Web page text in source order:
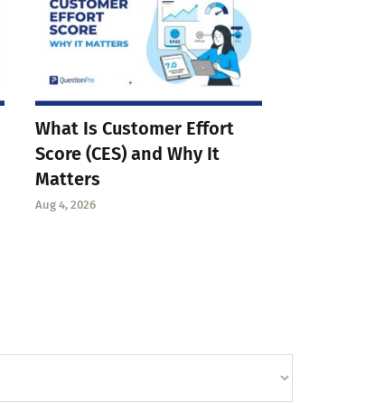
What Is Customer Effort
Score (CES) and Why It
Matters
Aug 4, 2026